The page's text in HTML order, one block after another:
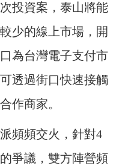
投資案，泰山將能
少的線上市場，開
為台灣電子支付市
透過街口快速接觸
作商家。
頻頻交火，針對4
爭議，雙方陣營頻